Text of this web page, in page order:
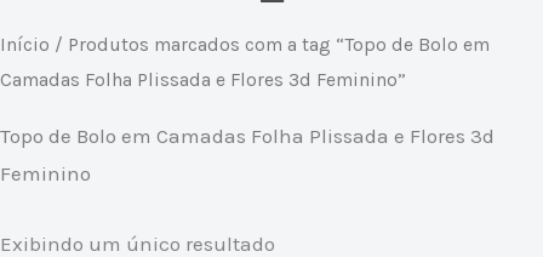
Início / Produtos marcados com a tag “Topo de Bolo em
Camadas Folha Plissada e Flores 3d Feminino”
Topo de Bolo em Camadas Folha Plissada e Flores 3d
Feminino
Exibindo um único resultado